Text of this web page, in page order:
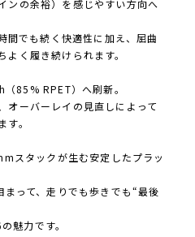
ンの余裕）を感じやすい方向へ
間でも続く快適性に加え、屈曲
く履き続けられます。
85% RPET）へ刷新。
オーバーレイの見直しによって
。
スタックが生む安定したプラッ
って、走りでも歩きでも“最後
魅力です。